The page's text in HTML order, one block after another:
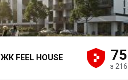
ЖК FEEL HOUSE 



 75
з 216